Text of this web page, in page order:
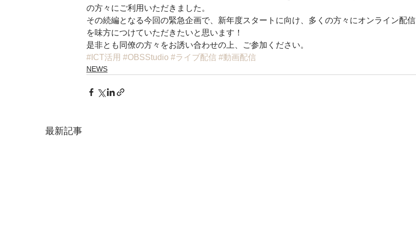
の方々にご利用いただきました。
その続編となる今回の緊急企画で、新年度スタートに向け、多くの方々にオンライン配信
を味方につけていただきたいと思います！
是非とも同僚の方々をお誘い合わせの上、ご参加ください。
#ICT活用 #OBSStudio #ライブ配信 #動画配信
NEWS
最新記事